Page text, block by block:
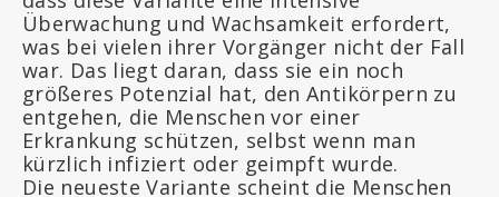
Überwachung und Wachsamkeit erfordert,
was bei vielen ihrer Vorgänger nicht der Fall
war. Das liegt daran, dass sie ein noch
größeres Potenzial hat, den Antikörpern zu
entgehen, die Menschen vor einer
Erkrankung schützen, selbst wenn man
kürzlich infiziert oder geimpft wurde.
Die neueste Variante scheint die Menschen